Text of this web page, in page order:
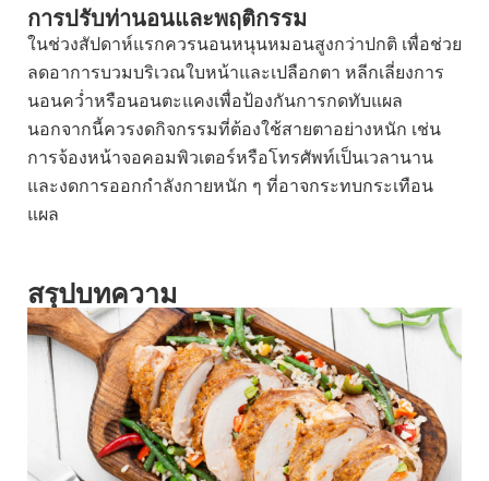
การปรับท่านอนและพฤติกรรม
ในช่วงสัปดาห์แรกควรนอนหนุนหมอนสูงกว่าปกติ เพื่อช่วย
ลดอาการบวมบริเวณใบหน้าและเปลือกตา หลีกเลี่ยงการ
นอนคว่ำหรือนอนตะแคงเพื่อป้องกันการกดทับแผล
นอกจากนี้ควรงดกิจกรรมที่ต้องใช้สายตาอย่างหนัก เช่น
การจ้องหน้าจอคอมพิวเตอร์หรือโทรศัพท์เป็นเวลานาน
และงดการออกกำลังกายหนัก ๆ ที่อาจกระทบกระเทือน
แผล
สรุปบทความ